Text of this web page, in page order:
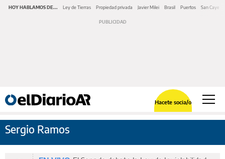
HOY HABLAMOS DE... Ley de Tierras Propiedad privada Javier Milei Brasil Puertos San
Hacete socia/o
Sergio Ramos